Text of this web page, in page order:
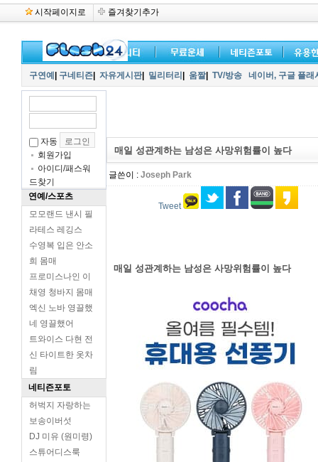
시작페이지로 즐겨찾기추가
구연예 구네티즌 자유게시판| 밀리터리 움짤| TV/방송 네이버, 구글 플
자동
회원가입
아이디/패스워
드찾기
연예/스포츠
모모랜드 낸시 필
라테스 레깅스
수영복 입은 안소
희 몸매
프로미스나인 이
채영 청바지 몸매
엑신 노바 영끌했
네 영끌했어
트와이스 다현 전
신 타이트한 옷차
림
네티즌포토
허벅지 자랑하는
보송이버섯
DJ 미유 (원미령)
스튜어디스룩
매일 성관계하는 남성은 사망위험률이 높다
글쓴이 : Joseph Park
Tweet
매일 성관계하는 남성은 사망위험률이 높다